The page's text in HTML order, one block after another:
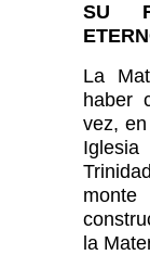
SU
La
haber
vez,
la